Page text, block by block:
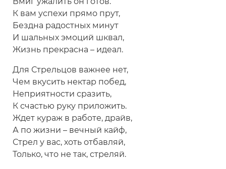
К вам успехи прямо прут,
Бездна радостных минут
И шальных эмоций шквал,
Жизнь прекрасна – идеал.
Для Стрельцов важнее нет,
Чем вкусить нектар побед,
Неприятности сразить,
К счастью руку приложить.
Ждет кураж в работе, драйв,
А по жизни – вечный кайф,
Стрел у вас, хоть отбавляй,
Только, что не так, стреляй.